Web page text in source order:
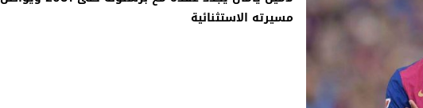
مسيرته الاستثنائية